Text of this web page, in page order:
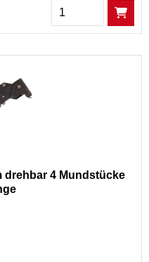
Menge
drehbar 4 Mundstücke